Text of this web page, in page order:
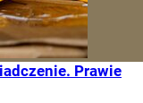
Prawie